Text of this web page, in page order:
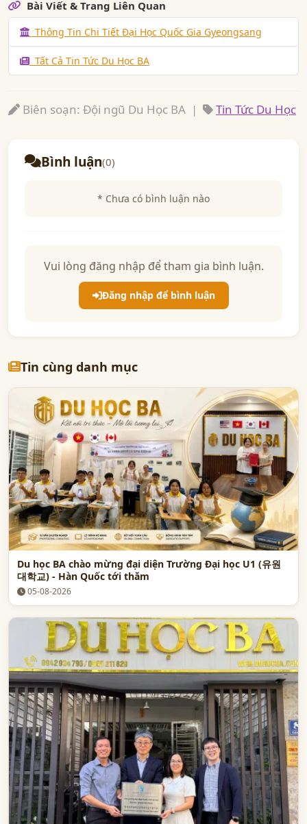
Bài Viết & Trang Liên Quan
Thông Tin Chi Tiết Đại Học Quốc Gia Gyeongsang
Tất Cả Tin Tức Du Học BA
Biên soạn: Đội ngũ Du Học BA | Tin Tức Du Học
Bình luận(0)
* Chưa có bình luận nào
Vui lòng đăng nhập để tham gia bình luận.
Đăng nhập để bình luận
Tin cùng danh mục
Du học BA chào mừng đại diện Trường Đại học U1 (유원
대학교) - Hàn Quốc tới thăm
05-08-2026